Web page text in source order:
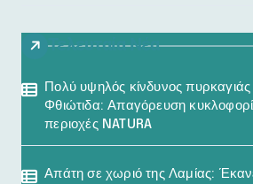
Τελευταία Νέα
Πολύ υψηλός κίνδυνος
Φθιώτιδα: Απαγόρευση
περιοχές NATURA
Απάτη σε χωριό της Λαμίας: